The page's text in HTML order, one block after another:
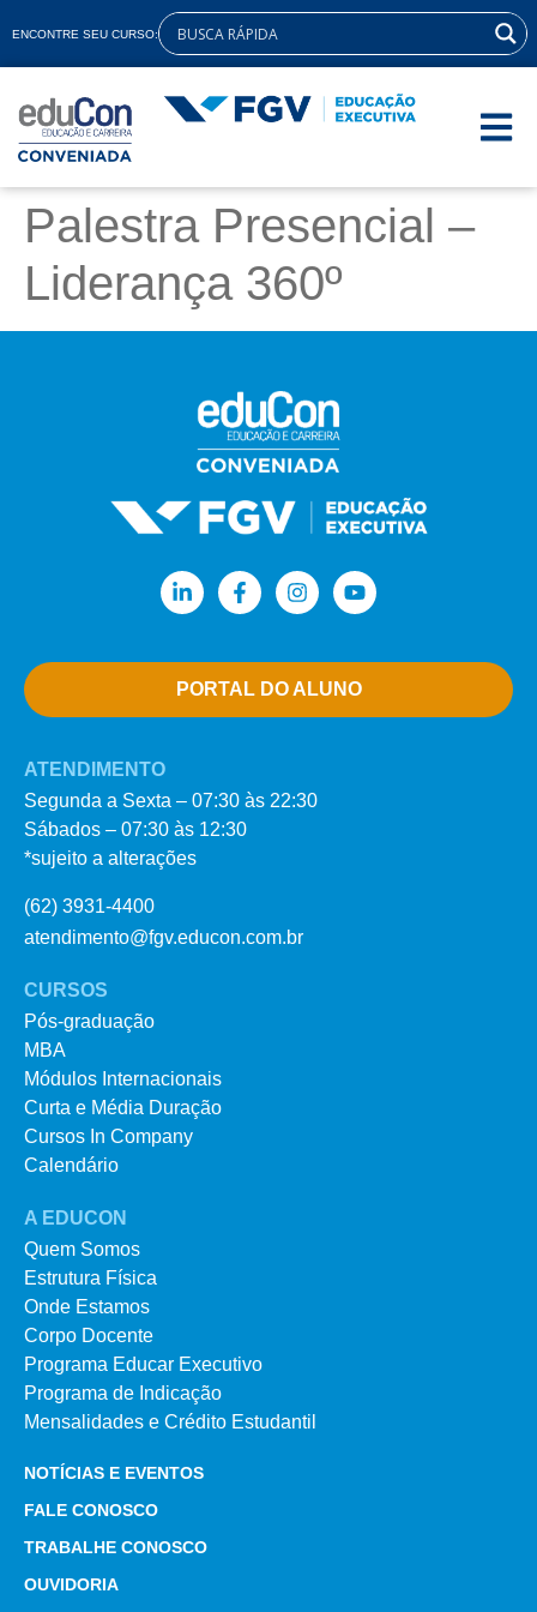
ENCONTRE SEU CURSO:
Palestra Presencial –
Liderança 360º
PORTAL DO ALUNO
ATENDIMENTO
Segunda a Sexta – 07:30 às 22:30
Sábados – 07:30 às 12:30
*sujeito a alterações
(62) 3931-4400
atendimento@fgv.educon.com.br
CURSOS
Pós-graduação
MBA
Módulos Internacionais
Curta e Média Duração
Cursos In Company
Calendário
A EDUCON
Quem Somos
Estrutura Física
Onde Estamos
Corpo Docente
Programa Educar Executivo
Programa de Indicação
Mensalidades e Crédito Estudantil
NOTÍCIAS E EVENTOS
FALE CONOSCO
TRABALHE CONOSCO
OUVIDORIA